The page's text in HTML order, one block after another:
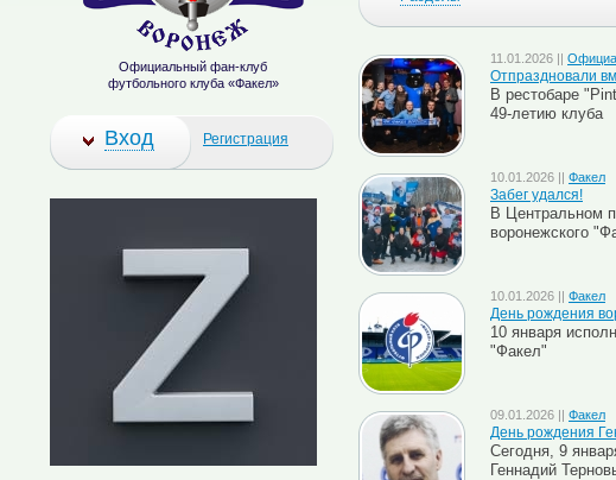
11.01.2026 ||
Отпраздновали
В рестобаре
49-летию клуба
10.01.2026 || Факел
Забег удался!
В Центральном
воронежского
10.01.2026 || Факел
День рождения
10 января
"Факел"
09.01.2026 || Факел
День рождения
Сегодня, 9
Геннадий
Официальный фан-клуб
футбольного клуба «Факел»
Вход Регистрация